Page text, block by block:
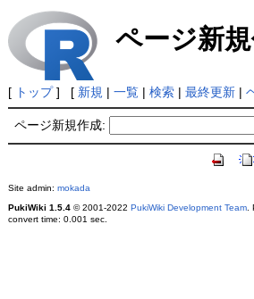
ページ新
[ トップ] [ 新規 | 一覧| 検索| 最終更新|
ページ新規作成:
Site admin: mokada
PukiWiki 1.5.4© 2001-2022 PukiWiki Development Team.
convert time: 0.001 sec.